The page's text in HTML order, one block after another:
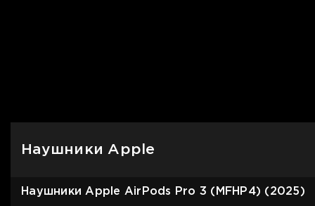
Наушники Apple
Наушники Apple AirPods Pro 3 (MFHP4) (2025)